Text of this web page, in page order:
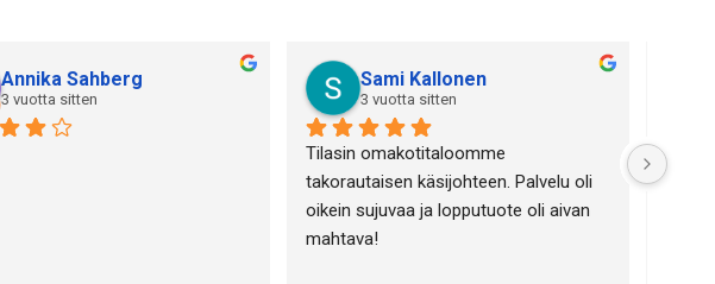
Annika Sahberg
3 vuotta sitten
Sami Kallonen
3 vuotta sitten
Tilasin omakotitaloomme
takorautaisen käsijohteen. Palvelu oli
oikein sujuvaa ja lopputuote oli aivan
mahtava!
Olen